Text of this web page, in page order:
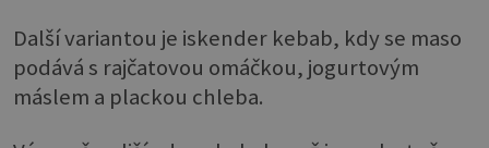
Další variantou je iskender kebab, kdy se maso
podává s rajčatovou omáčkou, jogurtovým
máslem a plackou chleba.